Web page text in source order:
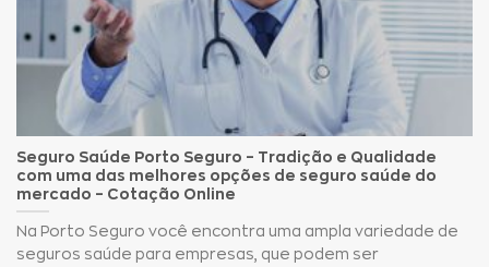
Seguro Saúde Porto Seguro – Tradição e Qualidade
com uma das melhores opções de seguro saúde do
mercado – Cotação Online
Na Porto Seguro você encontra uma ampla variedade de
seguros saúde para empresas, que podem ser